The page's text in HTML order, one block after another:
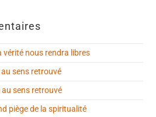
vérité nous rendra libres
au sens retrouvé
au sens retrouvé
piège de la spiritualité